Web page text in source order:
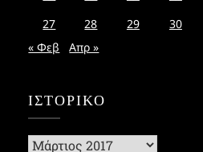
27
28 29 30
« Φεβ
Απρ »
ΙΣΤΟΡΙΚΌ
Ιστορικό